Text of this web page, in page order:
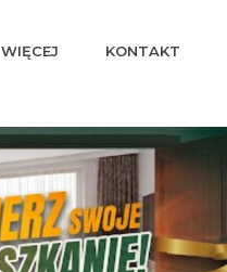
WIĘCEJ KONTAKT